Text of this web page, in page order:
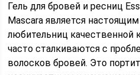
Гель для бровей и ресниц
Mascara является
любительниц
часто сталкиваются с
волосков бровей. Это